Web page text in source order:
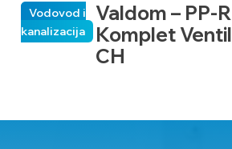
Valdom – PP-R
Komplet Ventil
CH
Vodovod i
kanalizacija